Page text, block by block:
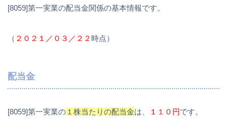
[8059]第一実業の配当金関係の基本情報です。
（ ２０２１／０３／２２時点）
配当金
[8059]第一実業の １株当たりの配当金は、 １１０円です。